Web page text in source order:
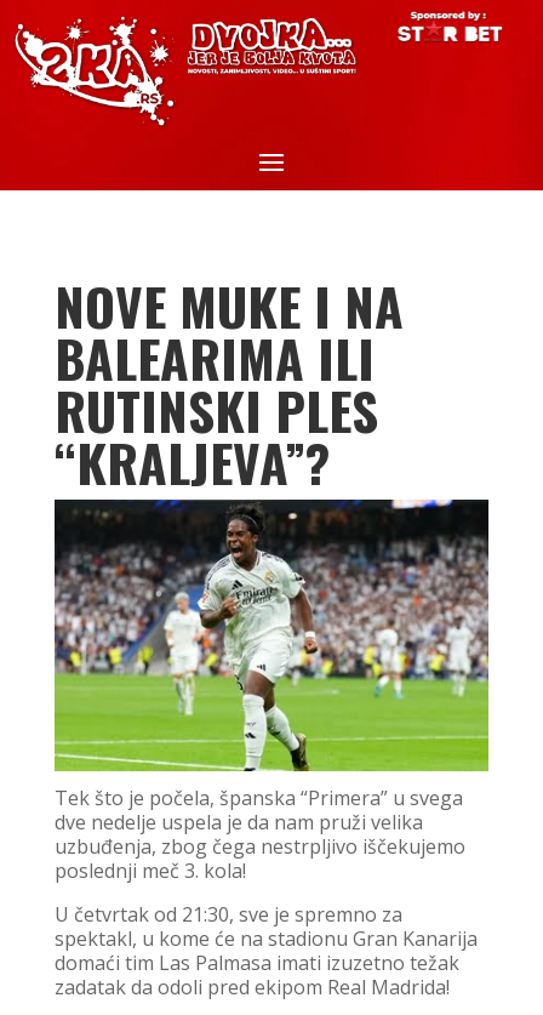
NOVE MUKE I NA
BALEARIMA ILI
RUTINSKI PLES
“KRALJEVA”?
Tek što je počela, španska “Primera” u svega
dve nedelje uspela je da nam pruži velika
uzbuđenja, zbog čega nestrpljivo iščekujemo
poslednji meč 3. kola!
U četvrtak od 21:30, sve je spremno za
spektakl, u kome će na stadionu Gran Kanarija
domaći tim Las Palmasa imati izuzetno težak
zadatak da odoli pred ekipom Real Madrida!